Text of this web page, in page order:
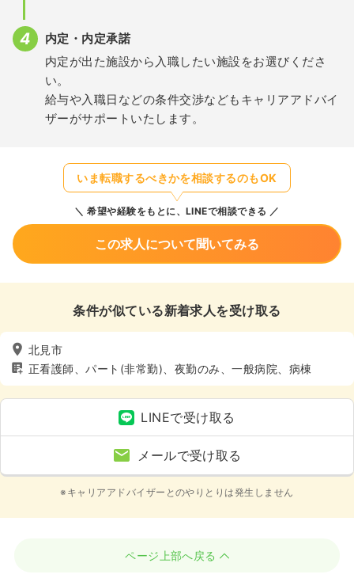
内定・内定承諾
内定が出た施設から入職したい施設をお選びくださ
い。
給与や入職日などの条件交渉などもキャリアアドバイ
ザーがサポートいたします。
いま転職するべきかを相談するのもOK
希望や経験をもとに、LINEで相談できる
この求人について聞いてみる
条件が似ている新着求人を受け取る
北見市
正看護師、パート(非常勤)、夜勤のみ、一般病院、病棟
LINEで受け取る
メールで受け取る
※キャリアアドバイザーとのやりとりは発生しません
ページ上部へ戻る